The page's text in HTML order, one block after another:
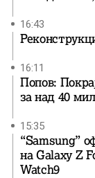
16:43
16:11
Попов:
за над 40
15:35
“Samsung”
на Galaxy Z
Watch9